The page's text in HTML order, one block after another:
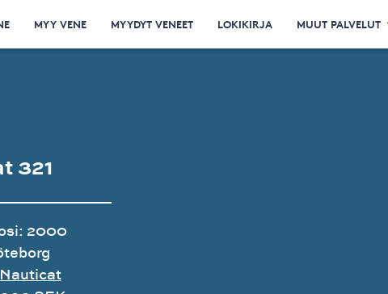
MYY VENE MYYDYT VENEET LOKIKIRJA MUUT PALVELUT
321
2000
Nauticat